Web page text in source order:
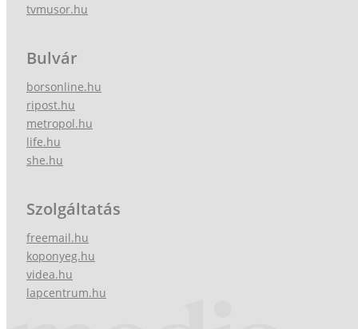
tvmusor.hu
Bulvár
borsonline.hu
ripost.hu
metropol.hu
life.hu
she.hu
Szolgáltatás
freemail.hu
koponyeg.hu
videa.hu
lapcentrum.hu